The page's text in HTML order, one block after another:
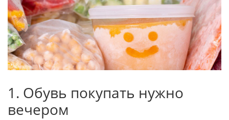
1. Обувь покупать нужно
вечером